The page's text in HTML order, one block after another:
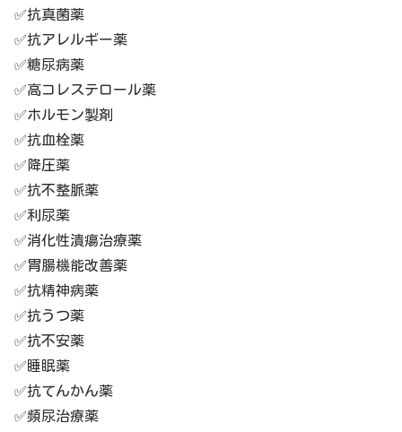
✅抗真菌薬
✅抗アレルギー薬
✅糖尿病薬
✅高コレステロール薬
✅ホルモン製剤
✅抗血栓薬
✅降圧薬
✅抗不整脈薬
✅利尿薬
✅消化性潰瘍治療薬
✅胃腸機能改善薬
✅抗精神病薬
✅抗うつ薬
✅抗不安薬
✅睡眠薬
✅抗てんかん薬
✅頻尿治療薬